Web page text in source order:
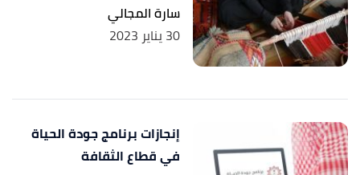
سارة المجالي
30 يناير 2023
إنجازات برنامج جودة الحياة
في قطاع الثقافة